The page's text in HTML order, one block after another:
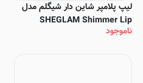
لیپ پلامپر شاین دار شیگلم مدل
SHEGLAM Shimmer Lip
Plumper
ناموجود